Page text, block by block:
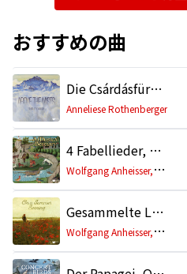
おすすめの曲
Die Csárdásfürstin, Act 1: "Heia, heia, in den Bergen ist mein Heimatland" (Sylva, Boni, Feri, Chor)
Anneliese Rothenberger
4 Fabellieder, Op. 64: No. 3, Die Katzenkönigin
W
olfgang Anheisser, Günther Weissenborn
Gesammelte Lieder, Gesänge, Romanzen und Balladen, Op. 9: No. 5, An die Grille
W
olfgang Anheisser, Günther Weissenborn